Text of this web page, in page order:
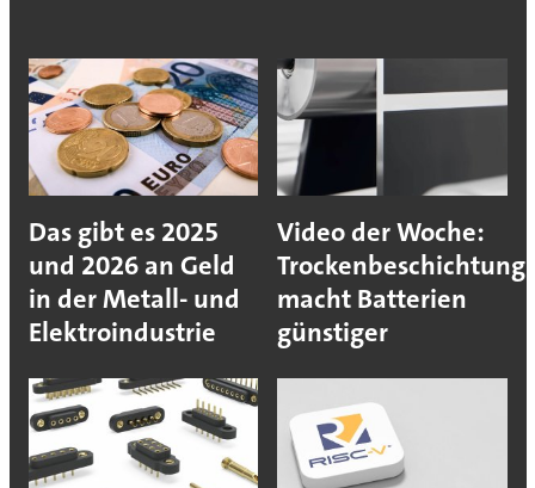
Das gibt es 2025
und 2026 an Geld
in der Metall- und
Elektroindustrie
Video der Woche:
Trockenbeschichtung
macht Batterien
günstiger